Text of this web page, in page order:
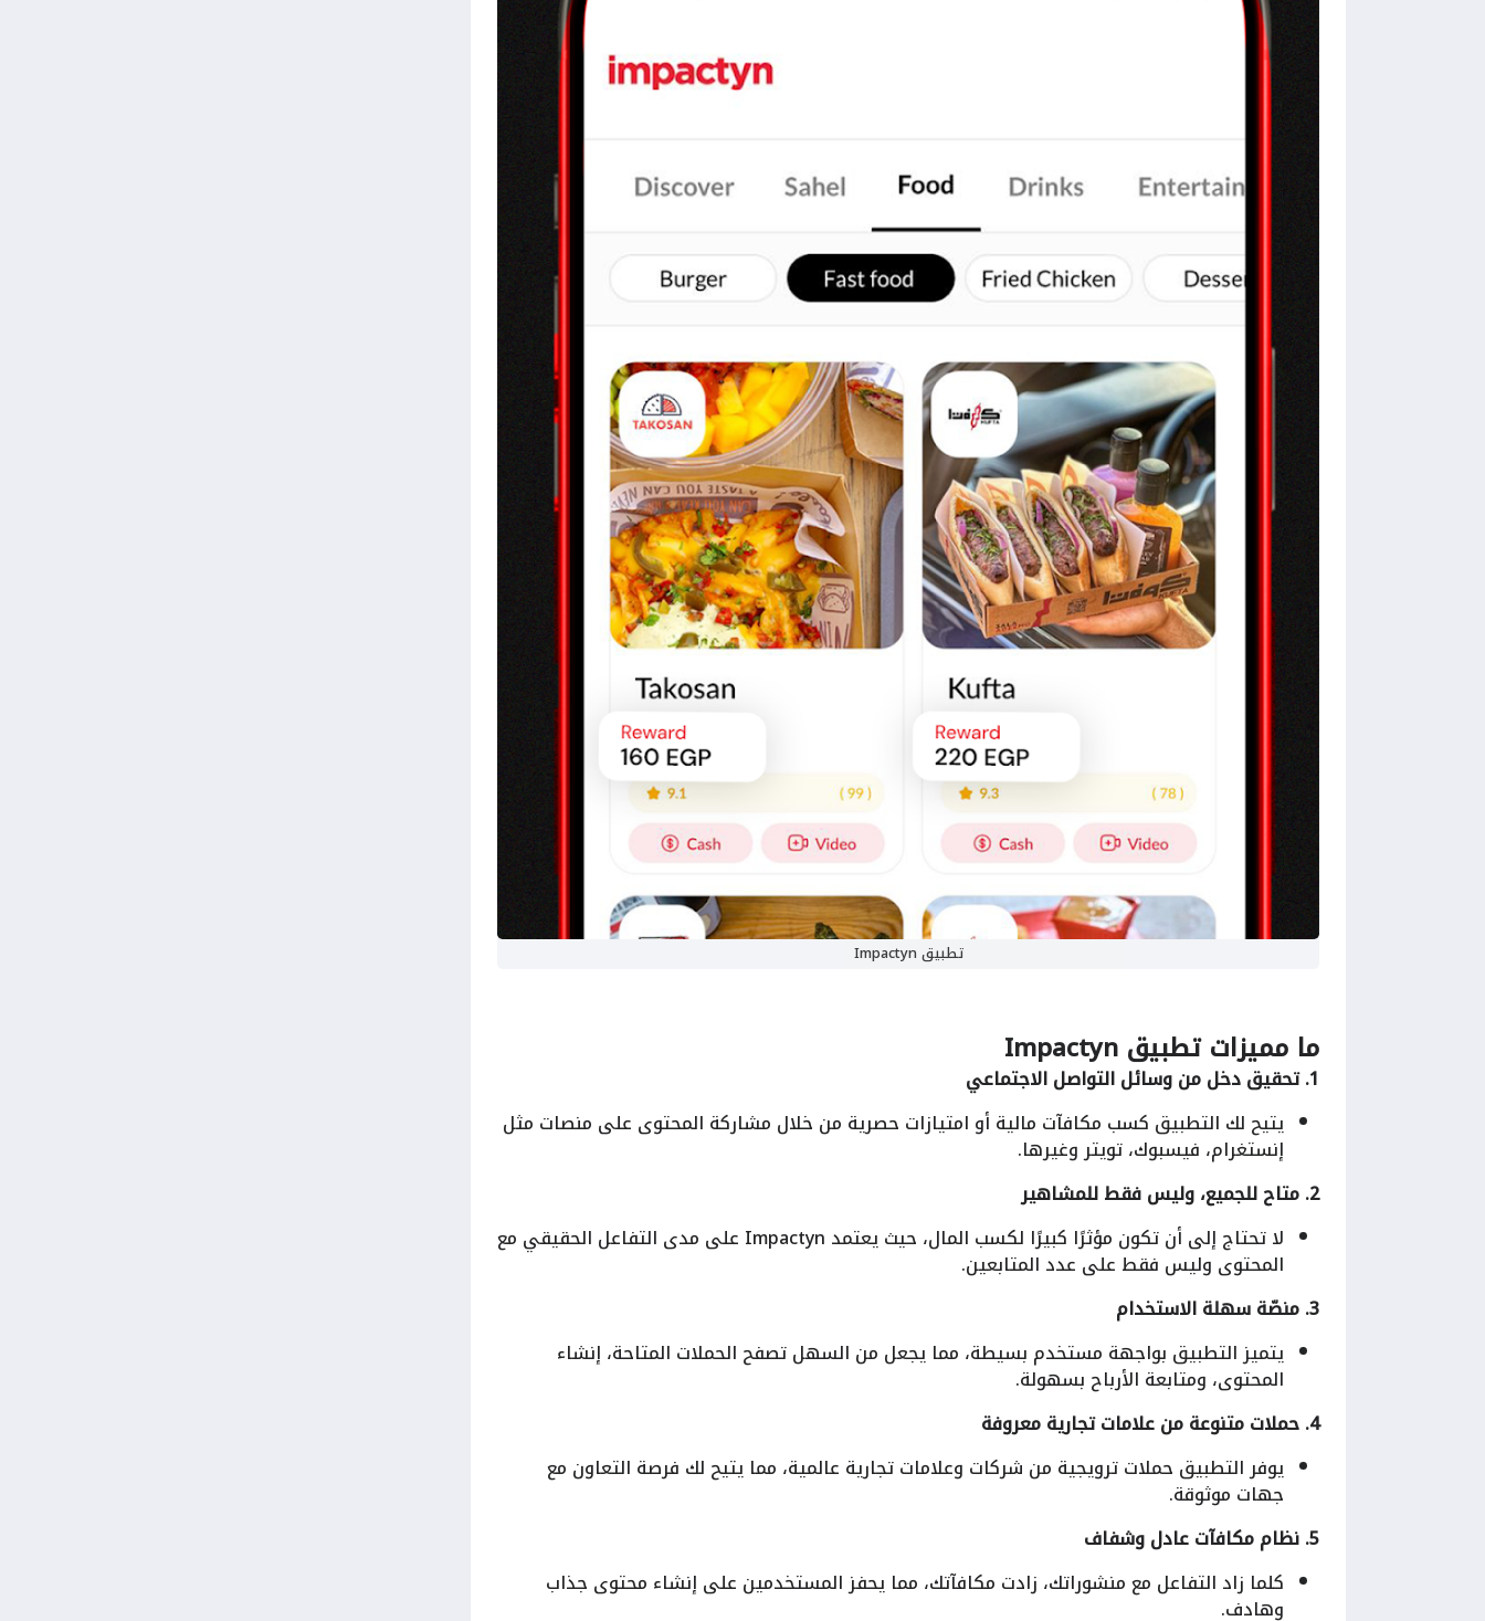
تطبيق Impactyn
ما مميزاتتطبيق Impactyn
1. تحقيق دخل من وسائل التواصل الاجتماعي
يتيح لك التطبيق كسب مكافآت مالية أو امتيازات حصرية من خلال مشاركة المحتوى على منصات مثل
إنستغرام، فيسبوك، تويتر وغيرها.
2. متاح للجميع، وليس فقط للمشاهير
لا تحتاج إلى أن تكون مؤثرًا كبيرًا لكسب المال، حيث يعتمد Impactyn على مدى التفاعل الحقيقي مع
المحتوى وليس فقط على عدد المتابعين.
3. منصّة سهلة الاستخدام
يتميز التطبيق بواجهة مستخدم بسيطة، مما يجعل من السهل تصفح الحملات المتاحة، إنشاء
المحتوى، ومتابعة الأرباح بسهولة.
4. حملات متنوعة من علامات تجارية معروفة
يوفر التطبيق حملات ترويجية من شركات وعلامات تجارية عالمية، مما يتيح لك فرصة التعاون مع
جهات موثوقة.
5. نظام مكافآت عادل وشفاف
كلما زاد التفاعل مع منشوراتك، زادت مكافآتك، مما يحفز المستخدمين على إنشاء محتوى جذاب
وهادف.